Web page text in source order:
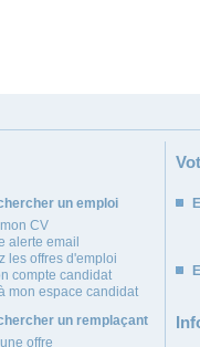
un emploi
CV
alerte email
les offres d'emploi
compte candidat
mon espace candidat
un remplaçant
offre